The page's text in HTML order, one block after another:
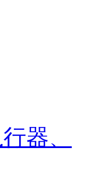
器、